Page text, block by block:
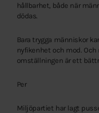
hållbarhet, både när
dödas.
Bara trygga människor
nyfikenhet och mod.
omställningen är ett
Per
Miljöpartiet har lagt